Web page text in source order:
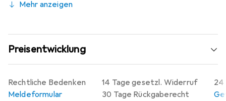
Mehr anzeigen
Preisentwicklung
14 Tage gesetzl. Widerruf
30 Tage Rückgaberecht
24
Rechtliche Bedenken
Meldeformular